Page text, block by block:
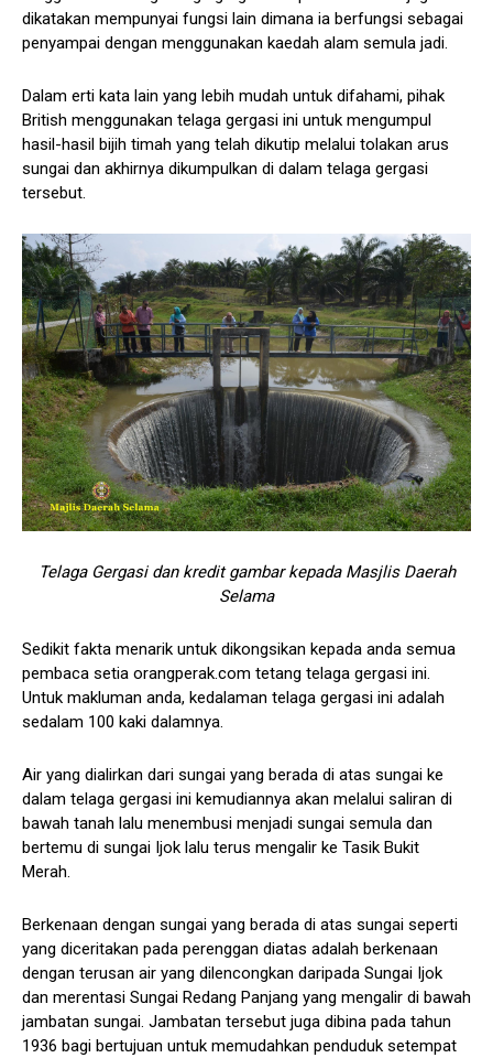
dikatakan mempunyai fungsi lain dimana ia berfungsi sebagai
penyampai dengan menggunakan kaedah alam semula jadi.
Dalam erti kata lain yang lebih mudah untuk difahami, pihak
British menggunakan telaga gergasi ini untuk mengumpul
hasil-hasil bijih timah yang telah dikutip melalui tolakan arus
sungai dan akhirnya dikumpulkan di dalam telaga gergasi
tersebut.
Telaga Gergasi dan kredit gambar kepada Masjlis Daerah
Selama
Sedikit fakta menarik untuk dikongsikan kepada anda semua
pembaca setia orangperak.com tetang telaga gergasi ini.
Untuk makluman anda, kedalaman telaga gergasi ini adalah
sedalam 100 kaki dalamnya.
Air yang dialirkan dari sungai yang berada di atas sungai ke
dalam telaga gergasi ini kemudiannya akan melalui saliran di
bawah tanah lalu menembusi menjadi sungai semula dan
bertemu di sungai Ijok lalu terus mengalir ke Tasik Bukit
Merah.
Berkenaan dengan sungai yang berada di atas sungai seperti
yang diceritakan pada perenggan diatas adalah berkenaan
dengan terusan air yang dilencongkan daripada Sungai Ijok
dan merentasi Sungai Redang Panjang yang mengalir di bawah
jambatan sungai. Jambatan tersebut juga dibina pada tahun
1936 bagi bertujuan untuk memudahkan penduduk setempat